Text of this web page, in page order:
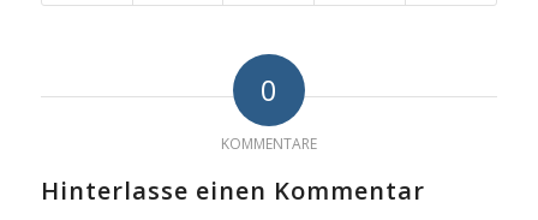
0
KOMMENTARE
Hinterlasse einen Kommentar